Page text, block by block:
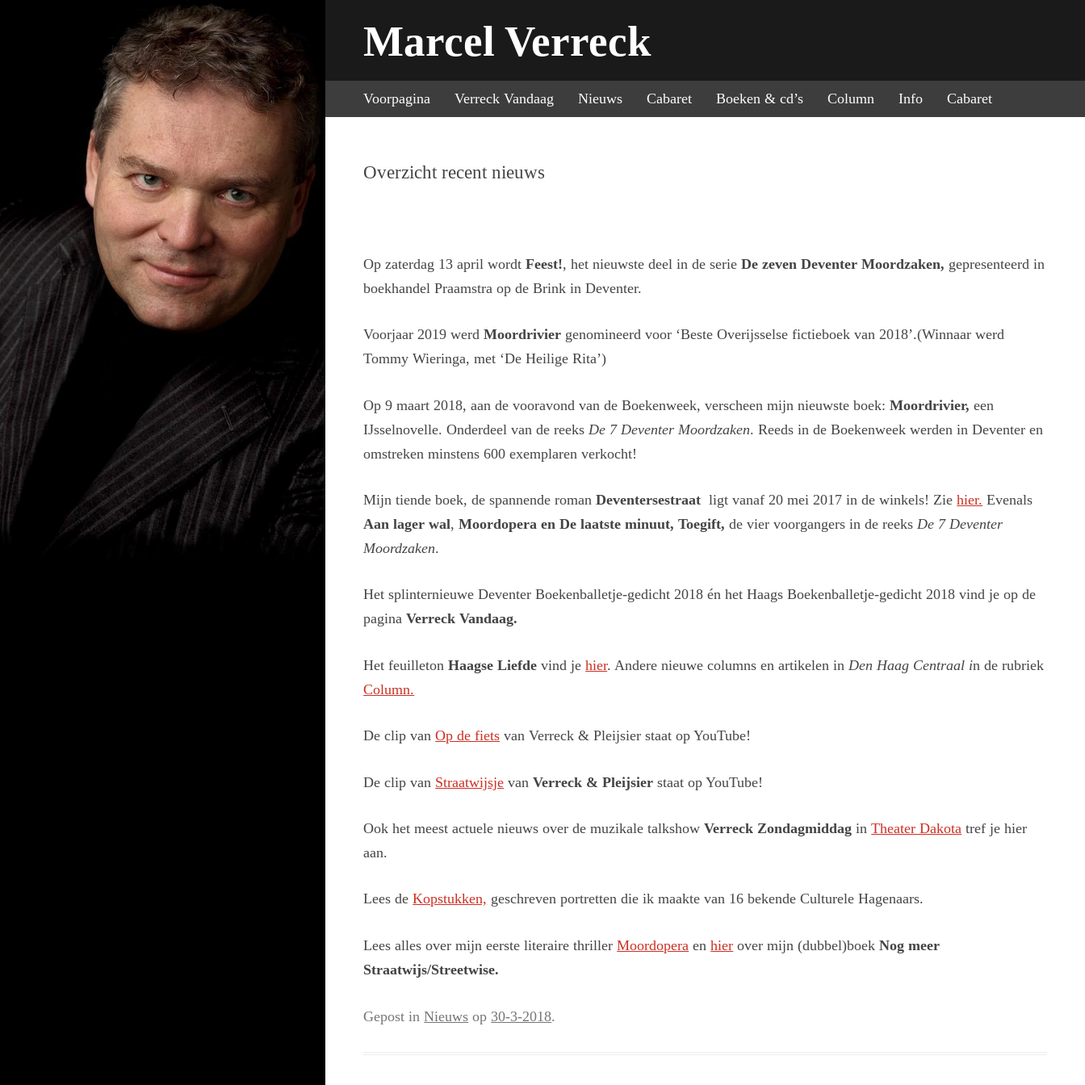
Marcel Verreck
Voorpagina Verreck Vandaag Nieuws Cabaret Boeken & cd’s Column Info Cabaret
Overzicht recent nieuws
Op zaterdag 13 april wordtFeest!, het nieuwste deel in de serieDe zeven Deventer Moordzaken, gepresenteerd in
boekhandel Praamstra op de Brink in Deventer.
Voorjaar 2019 werd Moordrivier genomineerd voor ‘Beste Overijsselse fictieboek van 2018’.(Winnaar werd
Tommy Wieringa, met ‘De Heilige Rita’)
Op 9 maart 2018, aan de vooravond van de Boekenweek, verscheen mijn nieuwste boek:Moordrivier, een
IJsselnovelle. Onderdeel van de reeks De 7 Deventer Moordzaken. Reeds in de Boekenweek werden in Deventer en
omstreken minstens 600 exemplaren verkocht!
Mijn tiende boek, de spannende romanDeventersestraat ligt vanaf 20 mei 2017 in de winkels! Ziehier. Evenals
Aan lager wal,Moordopera en De laatste minuut, Toegift,de vier voorgangers in de reeks De 7 Deventer
Moordzaken.
Het splinternieuwe Deventer Boekenballetje-gedicht 2018 én het Haags Boekenballetje-gedicht 2018 vind je op de
paginaVerreck Vandaag.
Het feuilletonHaagse Liefdevind jehier. Andere nieuwe columns en artikelen in Den Haag Centraal in de rubriek
Column.
De clip vanOp de fiets van Verreck & Pleijsier staat op YouTube!
De clip van Straatwijsje vanVerreck & Pleijsierstaat op YouTube!
Ook het meest actuele nieuws over de muzikale talkshowVerreck Zondagmiddag inTheater Dakota tref je hier
aan.
Lees deKopstukken, geschreven portretten die ik maakte van 16 bekende Culturele Hagenaars.
Lees alles over mijn eerste literaire thrillerMoordopera enhier over mijn (dubbel)boekNog meer
Straatwijs/Streetwise.
Gepost inNieuws op 30-3-2018.